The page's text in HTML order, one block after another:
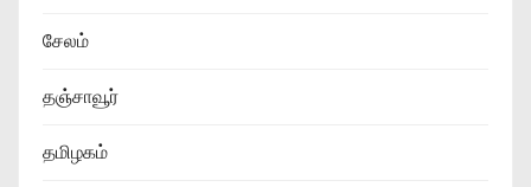
சேலம்
தஞ்சாவூர்
தமிழகம்